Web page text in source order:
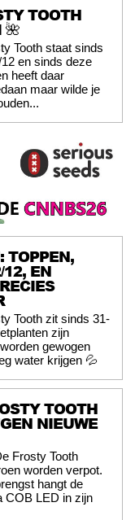
TOOTH
🌺
Tooth staat sinds
en sinds deze
heeft daar
maar wilde je
TOPPEN,
12, EN
Tooth zit sinds 31-
zijn
gewogen
water krijgen 💦
TOOTH
NIEUWE
Frosty Tooth
worden verpot.
hangt de
COB LED in zijn